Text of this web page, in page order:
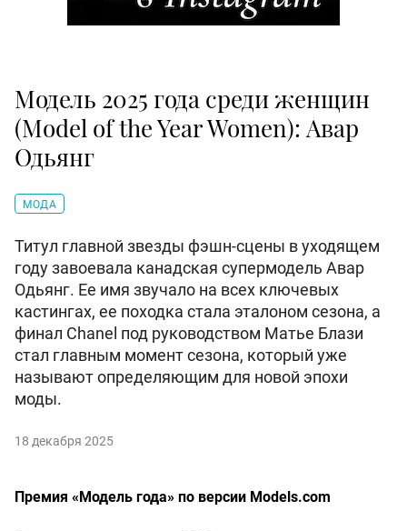
Модель 2025 года среди женщин
(Model of the Year Women): Авар
Одьянг
МОДА
Титул главной звезды фэшн-сцены в уходящем
году завоевала канадская супермодель Авар
Одьянг. Ее имя звучало на всех ключевых
кастингах, ее походка стала эталоном сезона, а
финал Chanel под руководством Матье Блази
стал главным момент сезона, который уже
называют определяющим для новой эпохи
моды.
18 декабря 2025
Премия «Модель года» по версии Models.com